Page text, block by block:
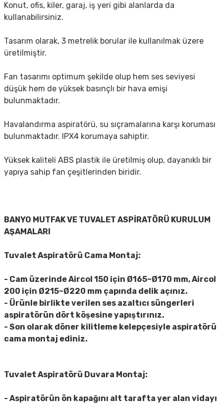
Konut, ofis, kiler, garaj, iş yeri gibi alanlarda da
kullanabilirsiniz.
Tasarım olarak, 3 metrelik borular ile kullanılmak üzere
üretilmiştir.
Fan tasarımı optimum şekilde olup hem ses seviyesi
düşük hem de yüksek basınçlı bir hava emişi
bulunmaktadır.
Havalandırma aspiratörü, su sıçramalarına karşı koruması
bulunmaktadır. IPX4 korumaya sahiptir.
Yüksek kaliteli ABS plastik ile üretilmiş olup, dayanıklı bir
yapıya sahip fan çeşitlerinden biridir.
BANYO MUTFAK VE TUVALET ASPİRATÖRÜ KURULUM
AŞAMALARI
Tuvalet Aspiratörü Cama Montaj:
- Cam üzerinde Aircol 150 için Ø165~Ø170 mm, Aircol
200 için Ø215~Ø220 mm çapında delik açınız.
- Ürünle birlikte verilen ses azaltıcı süngerleri
aspiratörün dört köşesine yapıştırınız.
- Son olarak döner kilitleme kelepçesiyle aspiratörü
cama montaj ediniz.
Tuvalet Aspiratörü Duvara Montaj:
- Aspiratörün ön kapağını alt tarafta yer alan vidayı